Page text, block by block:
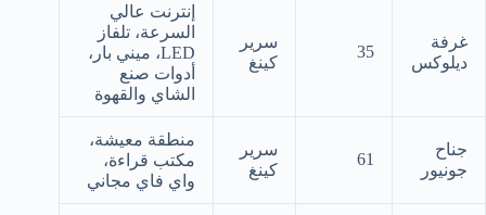
غرفة
ديلوكس
35
سرير
كينغ
إنترنت عالي
السرعة، تلفاز
LED، ميني بار،
أدوات صنع
الشاي والقهوة
جناح
جونيور
61
سرير
كينغ
منطقة معيشة،
مكتب قراءة،
واي فاي مجاني